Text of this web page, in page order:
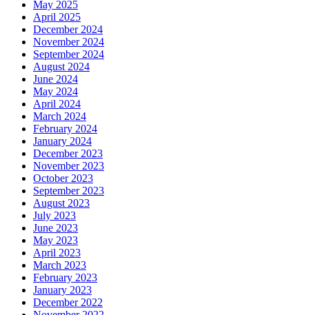
May 2025
April 2025
December 2024
November 2024
September 2024
August 2024
June 2024
May 2024
April 2024
March 2024
February 2024
January 2024
December 2023
November 2023
October 2023
September 2023
August 2023
July 2023
June 2023
May 2023
April 2023
March 2023
February 2023
January 2023
December 2022